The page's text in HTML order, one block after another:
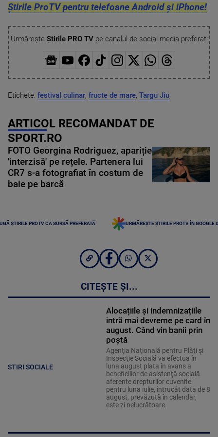
Știrile ProTV pentru telefoane Android și iPhone!
Urmărește Știrile PRO TVpe canalul de social media preferat:
Etichete: festival culinar, fructe de mare, Targu Jiu,
ARTICOL RECOMANDAT DE
SPORT.RO
FOTO Georgina Rodriguez, apariție
'interzisă' pe rețele. Partenera lui
CR7 s-a fotografiat în costum de
baie pe barcă
ȘTIRILE PROTV CA SURSĂ PREFERATĂ URMĂREȘTE ȘTIRILE PROTV ÎN GOOGLE
CITEȘTE ȘI...
STIRI SOCIALE
Alocațiile și indemnizațiile
intră mai devreme pe card în
august. Când vin banii prin
poștă
Agenţia Naţională pentru Plăţi şi
Inspecţie Socială va efectua în
luna august plata în avans a
beneficiilor de asistenţă socială
aferente drepturilor cuvenite
pentru luna iulie, întrucât data de 8
august, prevăzută în calendar,
este zi nelucrătoare.